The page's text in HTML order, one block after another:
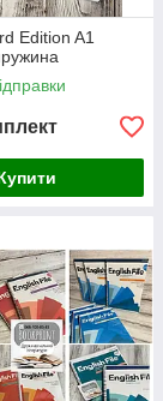
Edition A1